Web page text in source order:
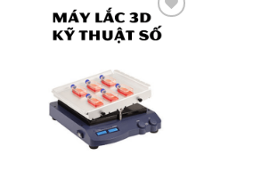
Add to
wishlist